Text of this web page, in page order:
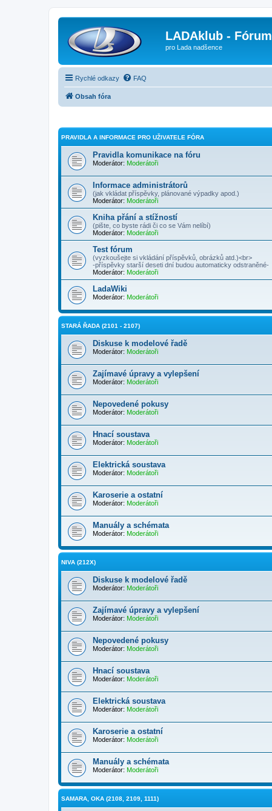
LADAklub - Fórum
pro Lada nadšence
Rychlé odkazy FAQ
Obsah fóra
PRAVIDLA A INFORMACE PRO UŽIVATELE FÓRA
Pravidla komunikace na fóru
Moderátor: Moderátoři
Informace administrátorů
(jak vkládat příspěvky, plánované výpadky apod.)
Moderátor: Moderátoři
Kniha přání a stížností
(pište, co byste rádi či co se Vám nelíbí)
Moderátor: Moderátoři
Test fórum
(vyzkoušejte si vkládání příspěvků, obrázků atd.)<br>
-příspěvky starší deseti dní budou automaticky odstraněné-
Moderátor: Moderátoři
LadaWiki
Moderátor: Moderátoři
STARÁ ŘADA (2101 - 2107)
Diskuse k modelové řadě
Moderátor: Moderátoři
Zajímavé úpravy a vylepšení
Moderátor: Moderátoři
Nepovedené pokusy
Moderátor: Moderátoři
Hnací soustava
Moderátor: Moderátoři
Elektrická soustava
Moderátor: Moderátoři
Karoserie a ostatní
Moderátor: Moderátoři
Manuály a schémata
Moderátor: Moderátoři
NIVA (212X)
Diskuse k modelové řadě
Moderátor: Moderátoři
Zajímavé úpravy a vylepšení
Moderátor: Moderátoři
Nepovedené pokusy
Moderátor: Moderátoři
Hnací soustava
Moderátor: Moderátoři
Elektrická soustava
Moderátor: Moderátoři
Karoserie a ostatní
Moderátor: Moderátoři
Manuály a schémata
Moderátor: Moderátoři
SAMARA, OKA (2108, 2109, 1111)